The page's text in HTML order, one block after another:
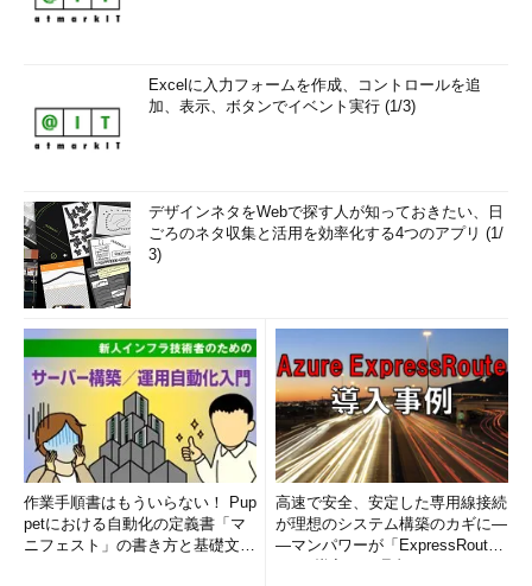
Excelに入力フォームを作成、コントロールを追
加、表示、ボタンでイベント実行 (1/3)
デザインネタをWebで探す人が知っておきたい、日
ごろのネタ収集と活用を効率化する4つのアプリ (1/
3)
作業手順書はもういらない！ Pup
petにおける自動化の定義書「マ
ニフェスト」の書き方と基礎文法
高速で安全、安定した専用線接続
が理想のシステム構築のカギに―
―マンパワーが「ExpressRout